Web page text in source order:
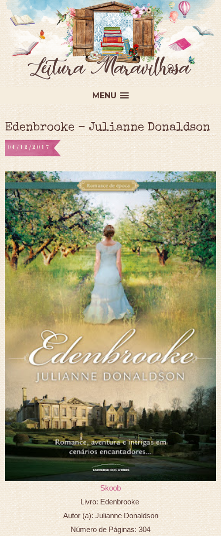
MENU
Edenbrooke - Julianne Donaldson
04/12/2017
Skoob
Livro: Edenbrooke
Autor (a): Julianne Donaldson
Número de Páginas: 304